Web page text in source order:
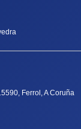
Ferrol, A Coruña